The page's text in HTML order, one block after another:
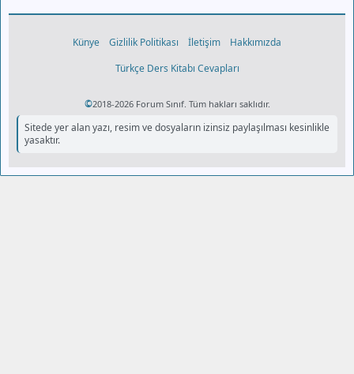
Künye Gizlilik Politikası İletişim
Hakkımızda
Türkçe Ders Kitabı Cevapları
©2018-2026 Forum Sınıf. Tüm hakları saklıdır.
Sitede yer alan yazı, resim ve dosyaların izinsiz paylaşılması kesinlikle
yasaktır.